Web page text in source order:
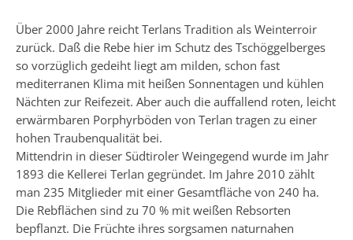
Über 2000 Jahre reicht Terlans Tradition als Weinterroir
zurück. Daß die Rebe hier im Schutz des Tschöggelberges
so vorzüglich gedeiht liegt am milden, schon fast
mediterranen Klima mit heißen Sonnentagen und kühlen
Nächten zur Reifezeit. Aber auch die auffallend roten, leicht
erwärmbaren Porphyrböden von Terlan tragen zu einer
hohen Traubenqualität bei.
Mittendrin in dieser Südtiroler Weingegend wurde im Jahr
1893 die Kellerei Terlan gegründet. Im Jahre 2010 zählt
man 235 Mitglieder mit einer Gesamtfläche von 240 ha.
Die Rebflächen sind zu 70 % mit weißen Rebsorten
bepflanzt. Die Früchte ihres sorgsamen naturnahen